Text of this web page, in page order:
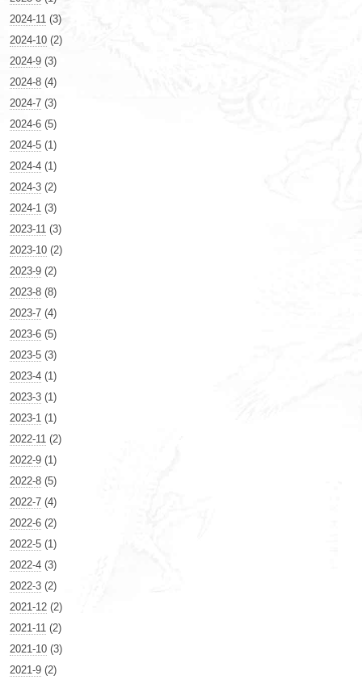
2024-11 (3)
2024-10 (2)
2024-9 (3)
2024-8 (4)
2024-7 (3)
2024-6 (5)
2024-5 (1)
2024-4 (1)
2024-3 (2)
2024-1 (3)
2023-11 (3)
2023-10 (2)
2023-9 (2)
2023-8 (8)
2023-7 (4)
2023-6 (5)
2023-5 (3)
2023-4 (1)
2023-3 (1)
2023-1 (1)
2022-11 (2)
2022-9 (1)
2022-8 (5)
2022-7 (4)
2022-6 (2)
2022-5 (1)
2022-4 (3)
2022-3 (2)
2021-12 (2)
2021-11 (2)
2021-10 (3)
2021-9 (2)